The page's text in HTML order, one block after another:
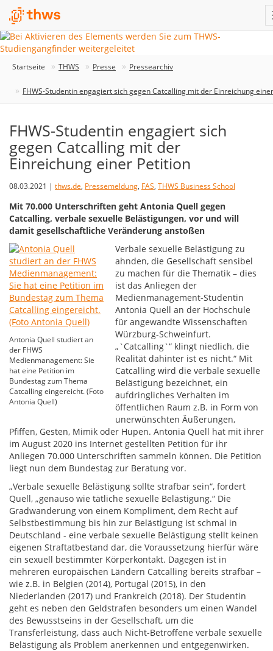
Startseite THWS Presse Pressearchiv
FHWS-Studentin engagiert sich gegen Catcalling mit der Einreichung
FHWS-Studentin engagiert sich
gegen Catcalling mit der
Einreichung einer Petition
08.03.2021 | thws.de, Pressemeldung, FAS, THWS Business School
Mit 70.000 Unterschriften geht Antonia Quell gegen
Catcalling, verbale sexuelle Belästigungen, vor und will
damit gesellschaftliche Veränderung anstoßen
Antonia Quell studiert an
der FHWS
Medienmanagement: Sie
hat eine Petition im
Bundestag zum Thema
Catcalling eingereicht. (Foto
Antonia Quell)
Verbale sexuelle Belästigung zu
ahnden, die Gesellschaft sensibel
zu machen für die Thematik – dies
ist das Anliegen der
Medienmanagement-Studentin
Antonia Quell an der Hochschule
für angewandte Wissenschaften
Würzburg-Schweinfurt.
„`Catcalling`“ klingt niedlich, die
Realität dahinter ist es nicht.“ Mit
Catcalling wird die verbale sexuelle
Belästigung bezeichnet, ein
aufdringliches Verhalten im
öffentlichen Raum z.B. in Form von
unerwünschten Äußerungen,
Pfiffen, Gesten, Mimik oder Hupen. Antonia Quell hat mit ihrer
im August 2020 ins Internet gestellten Petition für ihr
Anliegen 70.000 Unterschriften sammeln können. Die Petition
liegt nun dem Bundestag zur Beratung vor.
„Verbale sexuelle Belästigung sollte strafbar sein“, fordert
Quell, „genauso wie tätliche sexuelle Belästigung.“ Die
Gradwanderung von einem Kompliment, dem Recht auf
Selbstbestimmung bis hin zur Belästigung ist schmal in
Deutschland - eine verbale sexuelle Belästigung stellt keinen
eigenen Straftatbestand dar, die Voraussetzung hierfür wäre
ein sexuell bestimmter Körperkontakt. Dagegen ist in
mehreren europäischen Ländern Catcalling bereits strafbar –
wie z.B. in Belgien (2014), Portugal (2015), in den
Niederlanden (2017) und Frankreich (2018). Der Studentin
geht es neben den Geldstrafen besonders um einen Wandel
des Bewusstseins in der Gesellschaft, um die
Transferleistung, dass auch Nicht-Betroffene verbale sexuelle
Belästigung als Problem anerkennen und entgegenwirken.